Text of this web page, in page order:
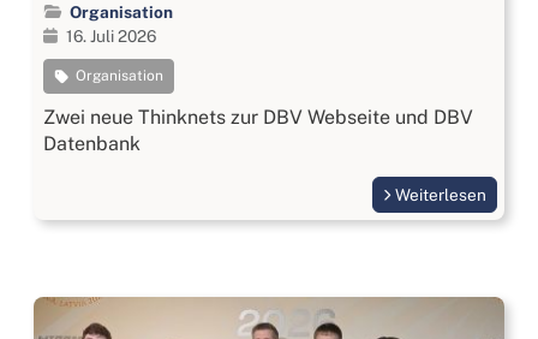
Organisation
16. Juli 2026
Organisation
Zwei neue Thinknets zur DBV Webseite und DBV
Datenbank
Weiterlesen